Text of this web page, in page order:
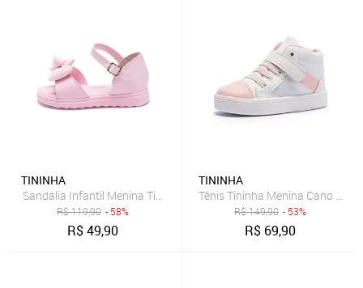
TININHA
Sandália Infantil Menina Tininha Laço com Glitter Rosa
R$119,90 - 58%
R$49,90
TININHA
Tênis Tininha Menina Cano Alto
R$149,90 - 53%
R$ 69,90